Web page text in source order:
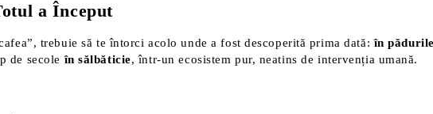
a Început
trebuie să te întorci acolo unde a fost descoperită prima dată: în
de secole în sălbăticie, într-un ecosistem pur, neatins de intervenția umană.